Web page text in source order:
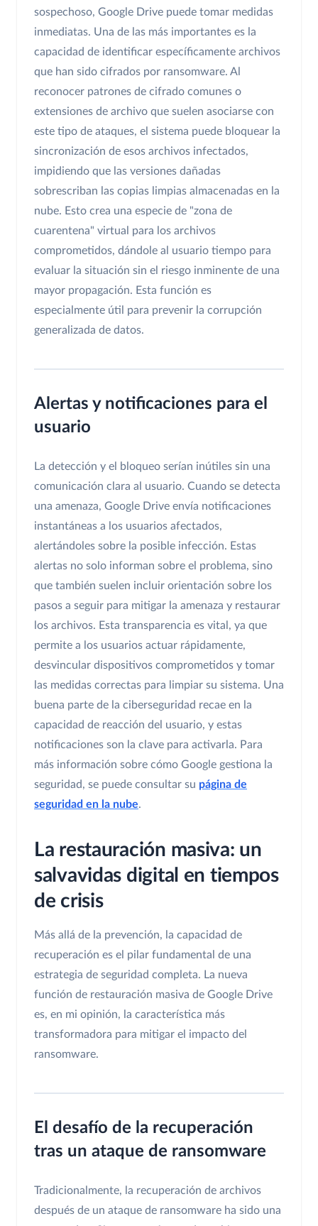
sospechoso, Google Drive puede tomar medidas
inmediatas. Una de las más importantes es la
capacidad de identificar específicamente archivos
que han sido cifrados por ransomware. Al
reconocer patrones de cifrado comunes o
extensiones de archivo que suelen asociarse con
este tipo de ataques, el sistema puede bloquear la
sincronización de esos archivos infectados,
impidiendo que las versiones dañadas
sobrescriban las copias limpias almacenadas en la
nube. Esto crea una especie de "zona de
cuarentena" virtual para los archivos
comprometidos, dándole al usuario tiempo para
evaluar la situación sin el riesgo inminente de una
mayor propagación. Esta función es
especialmente útil para prevenir la corrupción
generalizada de datos.
Alertas y notificaciones para el
usuario
La detección y el bloqueo serían inútiles sin una
comunicación clara al usuario. Cuando se detecta
una amenaza, Google Drive envía notificaciones
instantáneas a los usuarios afectados,
alertándoles sobre la posible infección. Estas
alertas no solo informan sobre el problema, sino
que también suelen incluir orientación sobre los
pasos a seguir para mitigar la amenaza y restaurar
los archivos. Esta transparencia es vital, ya que
permite a los usuarios actuar rápidamente,
desvincular dispositivos comprometidos y tomar
las medidas correctas para limpiar su sistema. Una
buena parte de la ciberseguridad recae en la
capacidad de reacción del usuario, y estas
notificaciones son la clave para activarla. Para
más información sobre cómo Google gestiona la
seguridad, se puede consultar su página de
seguridad en la nube.
La restauración masiva: un
salvavidas digital en tiempos
de crisis
Más allá de la prevención, la capacidad de
recuperación es el pilar fundamental de una
estrategia de seguridad completa. La nueva
función de restauración masiva de Google Drive
es, en mi opinión, la característica más
transformadora para mitigar el impacto del
ransomware.
El desafío de la recuperación
tras un ataque de ransomware
Tradicionalmente, la recuperación de archivos
después de un ataque de ransomware ha sido una